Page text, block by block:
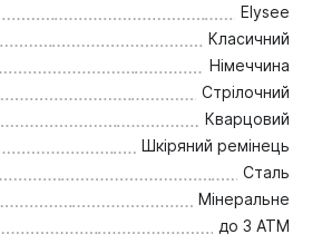
Elysee
Класичний
Німеччина
Стрілочний
Кварцовий
Шкіряний ремінець
Сталь
Мінеральне
до 3 ATM